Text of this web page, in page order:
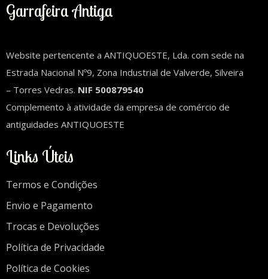
Garrafeira Antiga
Website pertencente a ANTIQUOESTE, Lda. com sede na
Estrada Nacional Nº9, Zona Industrial de Valverde, Silveira
– Torres Vedras. NIF 500879540
Complemento à atividade da empresa de comércio de
antiguidades ANTIQUOESTE
Links Úteis
Termos e Condições
Envio e Pagamento
Trocas e Devoluções
Política de Privacidade
Política de Cookies